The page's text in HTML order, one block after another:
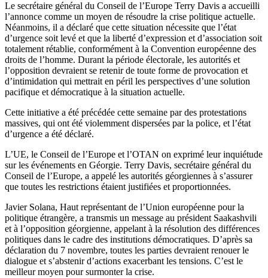
Le secrétaire général du Conseil de l’Europe Terry Davis a accueilli
l’annonce comme un moyen de résoudre la crise politique actuelle.
Néanmoins, il a déclaré que cette situation nécessite que l’état
d’urgence soit levé et que la liberté d’expression et d’association soit
totalement rétablie, conformément à la Convention européenne des
droits de l’homme. Durant la période électorale, les autorités et
l’opposition devraient se retenir de toute forme de provocation et
d’intimidation qui mettrait en péril les perspectives d’une solution
pacifique et démocratique à la situation actuelle.
Cette initiative a été précédée cette semaine par des protestations
massives, qui ont été violemment dispersées par la police, et l’état
d’urgence a été déclaré.
L’UE, le Conseil de l’Europe et l’OTAN on exprimé leur inquiétude
sur les événements en Géorgie. Terry Davis, secrétaire général du
Conseil de l’Europe, a appelé les autorités géorgiennes à s’assurer
que toutes les restrictions étaient justifiées et proportionnées.
Javier Solana, Haut représentant de l’Union européenne pour la
politique étrangère, a transmis un message au président Saakashvili
et à l’opposition géorgienne, appelant à la résolution des différences
politiques dans le cadre des institutions démocratiques. D’après sa
déclaration du 7 novembre, toutes les parties devraient renouer le
dialogue et s’abstenir d’actions exacerbant les tensions. C’est le
meilleur moyen pour surmonter la crise.